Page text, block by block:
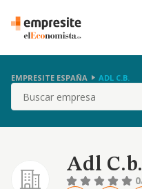
EMPRESITE ESPAÑA ADL C.B.
Buscar
Adl C.b.
0